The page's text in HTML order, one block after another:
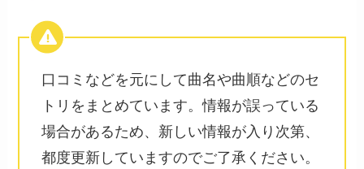
口コミなどを元にして曲名や曲順などのセ
トリをまとめています。情報が誤っている
場合があるため、新しい情報が入り次第、
都度更新していますのでご了承ください。